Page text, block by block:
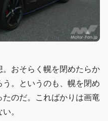
おそらく幌を閉めたらか
。というのも、幌を閉め
のだ。こればかりは画竜
。